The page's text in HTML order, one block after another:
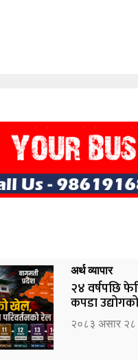
अर्थ व्यापार
२४ वर्षपछि
कपडा
२०८३ असार २८